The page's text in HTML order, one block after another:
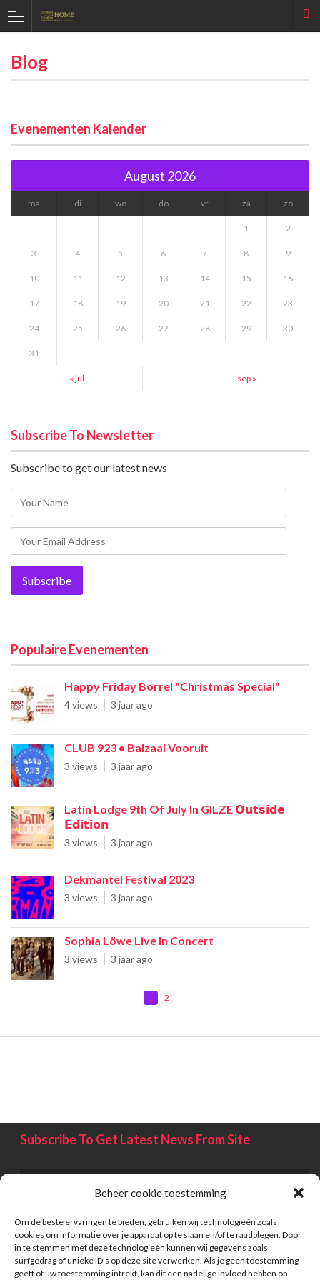
Beheer cookie toestemming
Om de beste ervaringen te bieden, gebruiken wij technologieën zoals
cookies om informatie over je apparaat op te slaan en/of te raadplegen. Door
in te stemmen met deze technologieën kunnen wij gegevens zoals
surfgedrag of unieke ID's op deze site verwerken. Als je geen toestemming
geeft of uw toestemming intrekt, kan dit een nadelige invloed hebben op
Blog
Evenementen Kalender
August 2026
ma di wo do vr za zo
1 2
3 4 5 6 7 8 9
10 11 12 13 14 15 16
17 18 19 20 21 22 23
24 25 26 27 28 29 30
31
« jul sep »
Subscribe To Newsletter
Subscribe to get our latest news
Populaire Evenementen
Happy Friday Borrel "Christmas Special"
4 views 3 jaar ago
CLUB 923 • Balzaal Vooruit
3 views 3 jaar ago
Latin Lodge 9th Of July In GILZE 𝗢𝘂𝘁𝘀𝗶𝗱𝗲
𝗘𝗱𝗶𝘁𝗶𝗼𝗻
3 views 3 jaar ago
Dekmantel Festival 2023
3 views 3 jaar ago
Sophia Löwe Live In Concert
3 views 3 jaar ago
1 2
Subscribe To Get Latest News From Site